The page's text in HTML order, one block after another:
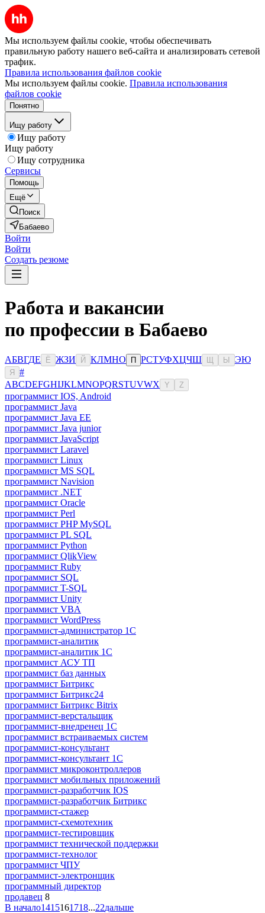
Мы используем файлы cookie, чтобы обеспечивать
правильную работу нашего веб-сайта и анализировать сетевой
трафик.
Правила использования файлов cookie
Мы используем файлы cookie. Правила использования
файлов cookie
Понятно
Ищу работу
Ищу работу
Ищу работу
Ищу сотрудника
Сервисы
Помощь
Ещё
Поиск
Бабаево
Войти
Войти
Создать резюме
Работа и вакансии
по профессии в Бабаево
АБВГДЕ Ё ЖЗИ Й КЛМНО П РСТУФХЦЧШ Ы ЭЮ
Я
#
ABCDEFGHIJKLMNOPQRSTUVWX Y Z
программист IOS, Android
программист Java
программист Java EE
программист Java junior
программист JavaScript
программист Laravel
программист Linux
программист MS SQL
программист Navision
программист .NET
программист Oracle
программист Perl
программист PHP MySQL
программист PL SQL
программист Python
программист QlikView
программист Ruby
программист SQL
программист T-SQL
программист Unity
программист VBA
программист WordPress
программист-администратор 1С
программист-аналитик
программист-аналитик 1С
программист АСУ ТП
программист баз данных
программист Битрикс
программист Битрикс24
программист Битрикс Bitrix
программист-верстальщик
программист-внедренец 1С
программист встраиваемых систем
программист-консультант
программист-консультант 1C
программист микроконтроллеров
программист мобильных приложений
программист-разработчик IOS
программист-разработчик Битрикс
программист-стажер
программист-схемотехник
программист-тестировщик
программист технической поддержки
программист-технолог
программист ЧПУ
программист-электронщик
программный директор
продавец 8
В начало1415161718...22дальше